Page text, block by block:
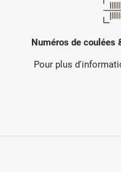
Numéros de
Pour plus